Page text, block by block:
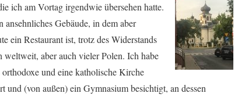
ich am Vortag irgendwie übersehen hatte.
ansehnliches Gebäude, in dem aber
ein Restaurant ist, trotz des Widerstands
weltweit, aber auch vieler Polen. Ich habe
orthodoxe und eine katholische Kirche
und (von außen) ein Gymnasium besichtigt, an dessen